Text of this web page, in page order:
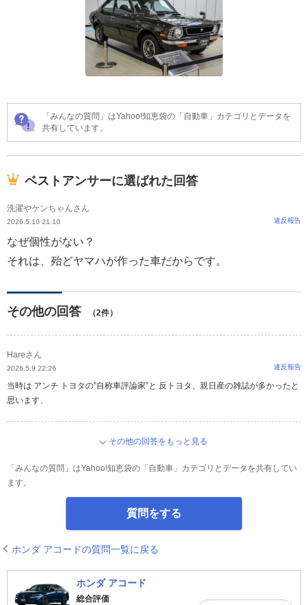
「みんなの質問」はYahoo!知恵袋の「自動車」カテゴリとデータを
共有しています。
ベストアンサーに選ばれた回答
洗濯やケンちゃんさん
2026.5.10 21:10 違反報告
なぜ個性がない？
それは、殆どヤマハが作った車だからです。
その他の回答 （2件）
Hareさん
2026.5.9 22:26 違反報告
当時は アンチ トヨタの”自称車評論家”と 反トヨタ、親日産の雑誌が多かったと
思います、
その他の回答をもっと見る
「みんなの質問」はYahoo!知恵袋の「自動車」カテゴリとデータを共有してい
ます。
質問をする
ホンダ アコードの質問一覧に戻る
ホンダ アコード
総合評価